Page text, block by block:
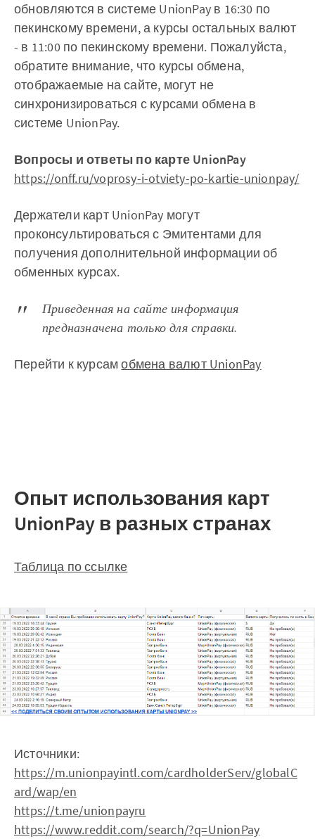
обновляются в системе UnionPay в 16:30 по
пекинскому времени, а курсы остальных валют
- в 11:00 по пекинскому времени. Пожалуйста,
обратите внимание, что курсы обмена,
отображаемые на сайте, могут не
синхронизироваться с курсами обмена в
системе UnionPay.
Вопросы и ответы по карте UnionPay
https://onff.ru/voprosy-i-otviety-po-kartie-unionpay/
Держатели карт UnionPay могут
проконсультироваться с Эмитентами для
получения дополнительной информации об
обменных курсах.
Приведенная на сайте информация
предназначена только для справки.
Перейти к курсамобмена валют UnionPay
Опыт использования карт
UnionPay в разных странах
Таблица по ссылке
Источники:
https://m.unionpayintl.com/cardholderServ/globalC
ard/wap/en
https://t.me/unionpayru
https://www.reddit.com/search/?q=UnionPay